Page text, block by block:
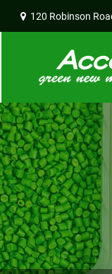
120 Robinson